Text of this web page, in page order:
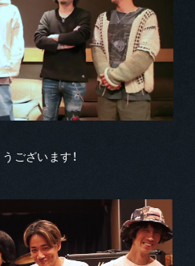
ございます！